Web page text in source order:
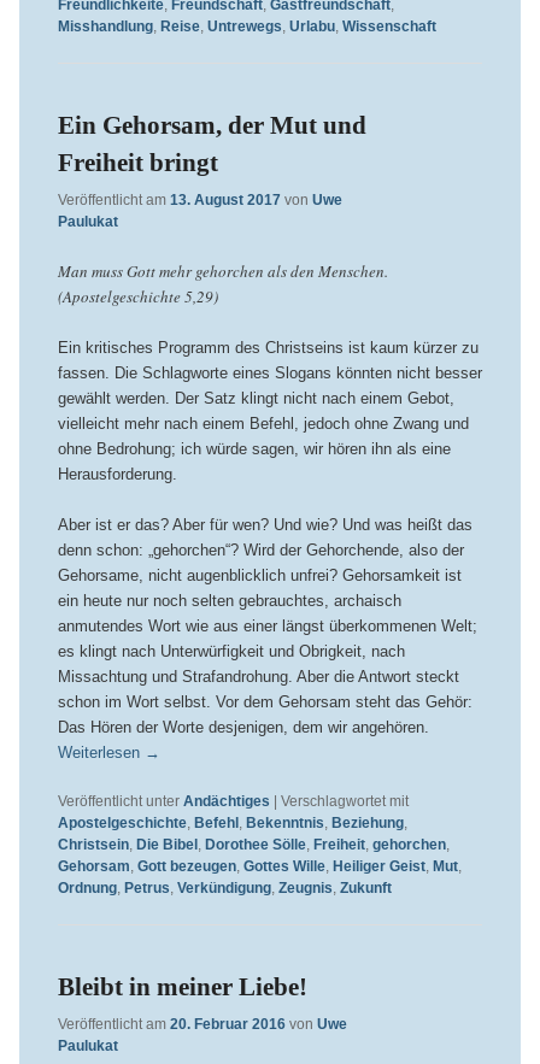
Freundlichkeite, Freundschaft, Gastfreundschaft,
Misshandlung, Reise, Untrewegs, Urlabu, Wissenschaft
Ein Gehorsam, der Mut und
Freiheit bringt
Veröffentlicht am 13. August 2017 von Uwe
Paulukat
Man muss Gott mehr gehorchen als den Menschen.
(Apostelgeschichte 5,29)
Ein kritisches Programm des Christseins ist kaum kürzer zu
fassen. Die Schlagworte eines Slogans könnten nicht besser
gewählt werden. Der Satz klingt nicht nach einem Gebot,
vielleicht mehr nach einem Befehl, jedoch ohne Zwang und
ohne Bedrohung; ich würde sagen, wir hören ihn als eine
Herausforderung.
Aber ist er das? Aber für wen? Und wie? Und was heißt das
denn schon: „gehorchen“? Wird der Gehorchende, also der
Gehorsame, nicht augenblicklich unfrei? Gehorsamkeit ist
ein heute nur noch selten gebrauchtes, archaisch
anmutendes Wort wie aus einer längst überkommenen Welt;
es klingt nach Unterwürfigkeit und Obrigkeit, nach
Missachtung und Strafandrohung. Aber die Antwort steckt
schon im Wort selbst. Vor dem Gehorsam steht das Gehör:
Das Hören der Worte desjenigen, dem wir angehören.
Weiterlesen →
Veröffentlicht unter Andächtiges
Verschlagwortet mit
Apostelgeschichte, Befehl , Bekenntnis, Beziehung,
Christsein, Die Bibel , Dorothee Sölle, Freiheit, gehorchen,
Gehorsam, Gott bezeugen, Gottes Wille, Heiliger Geist, Mut,
Ordnung, Petrus, Verkündigung, Zeugnis, Zukunft
Bleibt in meiner Liebe!
Veröffentlicht am 20. Februar 2016 von Uwe
Paulukat